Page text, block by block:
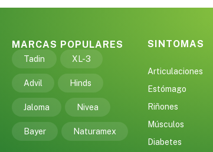
MARCAS POPULARES
Tadin XL-3
Advil Hinds
Jaloma Nivea
Bayer Naturamex
SINTOMAS
Articulaciones
Estómago
Riñones
Músculos
Diabetes